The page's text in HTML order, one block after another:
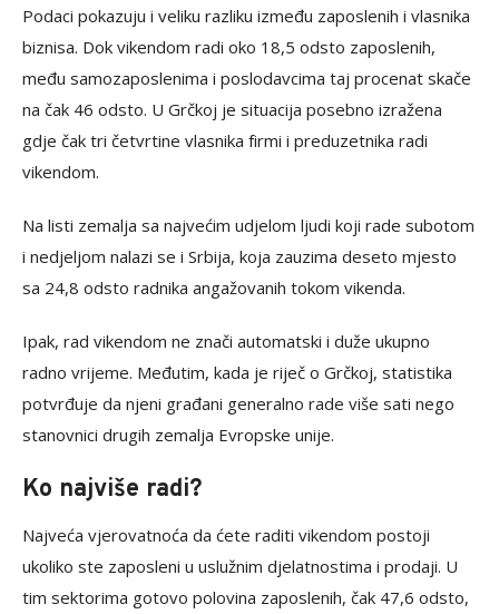
Podaci pokazuju i veliku razliku između zaposlenih i vlasnika
biznisa. Dok vikendom radi oko 18,5 odsto zaposlenih,
među samozaposlenima i poslodavcima taj procenat skače
na čak 46 odsto. U Grčkoj je situacija posebno izražena
gdje čak tri četvrtine vlasnika firmi i preduzetnika radi
vikendom.
Na listi zemalja sa najvećim udjelom ljudi koji rade subotom
i nedjeljom nalazi se i Srbija, koja zauzima deseto mjesto
sa 24,8 odsto radnika angažovanih tokom vikenda.
Ipak, rad vikendom ne znači automatski i duže ukupno
radno vrijeme. Međutim, kada je riječ o Grčkoj, statistika
potvrđuje da njeni građani generalno rade više sati nego
stanovnici drugih zemalja Evropske unije.
Ko najviše radi?
Najveća vjerovatnoća da ćete raditi vikendom postoji
ukoliko ste zaposleni u uslužnim djelatnostima i prodaji. U
tim sektorima gotovo polovina zaposlenih, čak 47,6 odsto,